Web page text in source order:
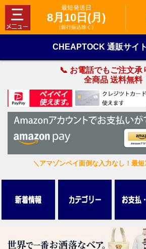
最短発送日
8月10日(月)
（銀行振込除く）
CHEAPTOCK 通販サイ
📞 お電話でもご注文承
全商品 送料無料
＼アマゾンペイ面倒な入力なし！最